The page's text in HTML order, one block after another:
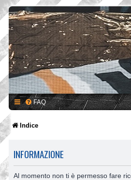
FAQ
Indice
INFORMAZIONE
Al momento non ti è permesso fare